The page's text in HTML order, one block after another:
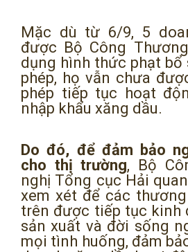
Mặc dù từ 6/9, 5
được Bộ Công
dụng hình thức phạt
phép, họ vẫn chưa
phép tiếp tục hoạt
nhập khẩu xăng dầu.
Do đó, để đảm bảo
cho thị trường, Bộ
nghị Tổng cục Hải
xem xét để các
trên được tiếp tục kinh
sản xuất và đời sống
mọi tình huống, đảm